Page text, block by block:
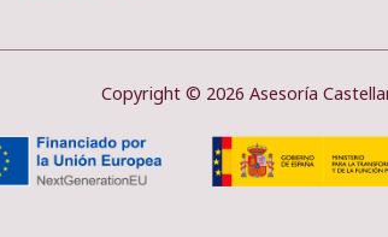
Copyright © 2026 Asesoría